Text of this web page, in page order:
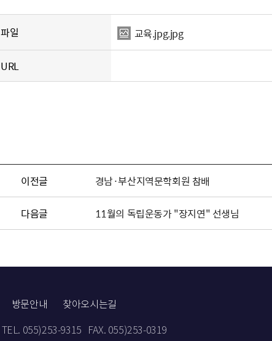
파일 교육.jpg.jpg
URL
이전글 경남·부산지역문학회원 참배
다음글 11월의 독립운동가 "장지연" 선생님
방문안내 찾아오시는길
TEL. 055)253-9315
FAX. 055)253-0319